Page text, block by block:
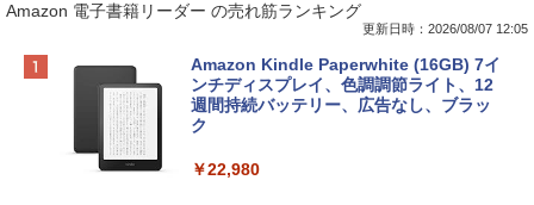
Apple 2026 MacBook Neo A18 Proチッ
プ搭載13インチノートブック：AIとAppl
e Intelligence、Liquid Retinaディスプ
レイ、8GBメモリ、512GB SSD、1080p
ィゴ + 3年延長 AppleCare+ for 13インチ
Robloxギフトカード - 800 Robux 【限
定バーチャルアイテムを含む】 【オンラ
インゲームコード】 ロブロックス | オン
ラインコード版
￥1,300
生成AIパスポート公式テキスト 第４版
￥1,766
Amazon 電子書籍リーダー の売れ筋ランキング
更新日時：2026/08/07 12:05
Amazon Kindle Paperwhite (16GB) 7イ
ンチディスプレイ、色調調節ライト、12
週間持続バッテリー、広告なし、ブラッ
ク
￥22,980